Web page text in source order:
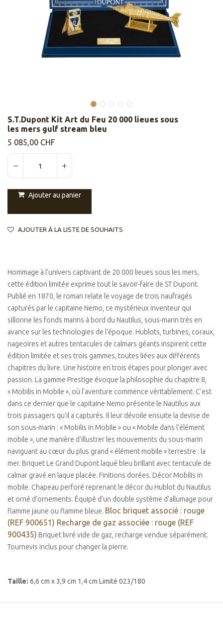
S.T.Dupont Kit Art du Feu 20 000 lieues sous
les mers gulf stream bleu
5 085,00 CHF
Ajouter au panier
AJOUTER À LA LISTE DE SOUHAITS
Hommage à l'univers captivant de 20 000 lieues sous les mers,
cette édition limitée exprime tout le savoir-faire de ST Dupont.
Publié en 1870, le roman relate le voyage de trois naufragés
capturés par le capitaine Nemo, ce mystérieux inventeur qui
sillonne les fonds marins à bord du Nautilus, sous-marin très en
avance sur les technologies de l'époque. Hublots, turbines, coraux,
nageoires et autres tentacules de calmars géants inspirent cette
édition limitée et ses trois gammes, toutes liées aux différents
chapitres du livre. Une histoire en trois étapes pour plonger avec
passion. La gamme Prestige évoque la philosophie du chapitre 8,
« Mobilis in Mobile », où l'aventure commence véritablement. C'est
dans ce dernier que le capitaine Nemo présente le Nautilus aux
trois passagers qu'il a capturés. Il leur dévoile ensuite la devise de
son sous-marin : « Mobilis in Mobile » ou « Mobile dans l'élément
mobile », une manière d'illustrer les mouvements du sous-marin
naviguant au cœur du plus grand « élément mobile » terrestre : la
mer. Briquet Le Grand Dupont laqué bleu brillant avec tentacule de
calmar gravé en laque placée. Finitions dorées. Décor Mobilis in
mobile. Chapeau perforé reprenant le décor du Hublot du Nautilus
et orné d'ornements. Équipé d'un double système d'allumage pour
flamme jaune ou flamme bleue. Bloc briquet associé : rouge
(REF 900651) Recharge de gaz associée : rouge (REF
900435) Briquet livré vide de gaz, recharge vendue séparément.
Tournevis inclus pour changer la pierre.
Taille: 6,6 cm x 3,9 cm 1,4 cm Limité 023/180